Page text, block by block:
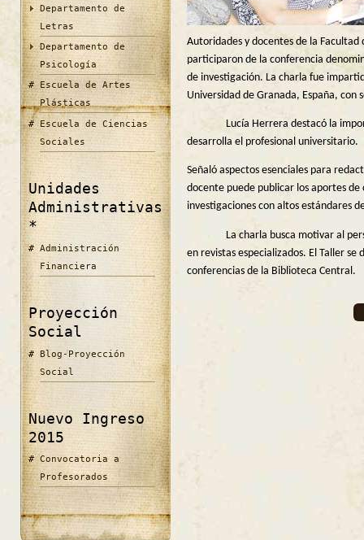
Departamento de
Letras
Departamento de
Psicología
Escuela de Artes
Plásticas
Escuela de Ciencias
Sociales
Unidades
Administrativas
*
Administración
Financiera
Proyección
Social
Blog-Proyección
Social
Nuevo Ingreso
2015
Convocatoria a
Profesorados
Autoridades y docentes de la Facultad
participaron de la conferencia
de investigación. La charla fue
Universidad de Granada, España, con
Lucía Herrera destacó la
desarrolla el profesional universitario.
Señaló aspectos esenciales para
docente puede publicar los aportes
investigaciones con altos estándares
La charla busca motivar al
en revistas especializados. El Taller
conferencias de la Biblioteca Central.